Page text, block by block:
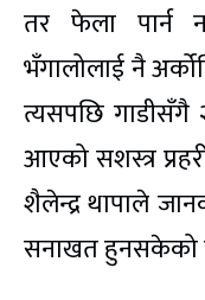
तर फेला पार्न
भँगालोलाई नै
त्यसपछि
आएको सशस्त्र
शैलेन्द्र थापाले
सनाखत हुनसकेको